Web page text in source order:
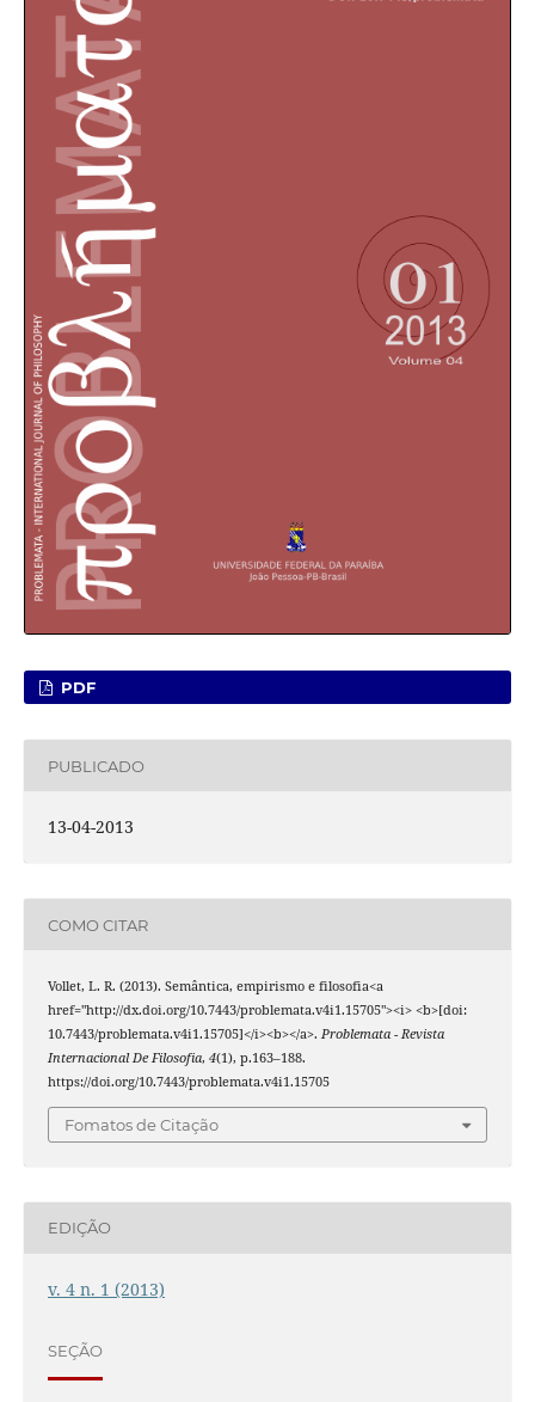
PDF
PUBLICADO
13-04-2013
COMO CITAR
Vollet, L. R. (2013). Semântica, empirismo e filosofia<a
href="http://dx.doi.org/10.7443/problemata.v4i1.15705"><i> <b>[doi:
10.7443/problemata.v4i1.15705]</i><b></a>. Problemata - Revista
Internacional De Filosofia, 4(1), p.163–188.
https://doi.org/10.7443/problemata.v4i1.15705
Fomatos de Citação
EDIÇÃO
v. 4 n. 1 (2013)
SEÇÃO